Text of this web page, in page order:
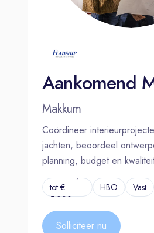
Makkum
Coördineer
jachten, beoordeel
planning, budget en
€3.200,-
tot €
5.000,-
HBO Vast
Solliciteer nu